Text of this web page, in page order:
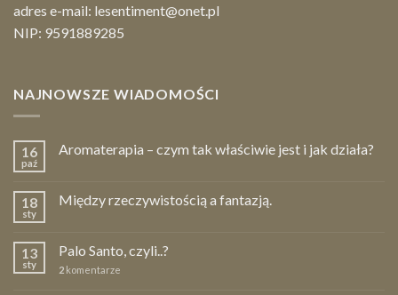
adres e-mail: lesentiment@onet.pl
NIP: 9591889285
NAJNOWSZE WIADOMOŚCI
16
paź
Aromaterapia – czym tak właściwie jest i jak działa?
18
sty
Między rzeczywistością a fantazją.
13
sty
Palo Santo, czyli..?
2 komentarze